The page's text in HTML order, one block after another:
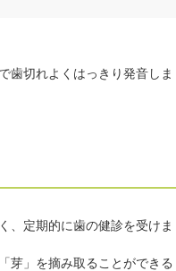
歯切れよくはっきり発音しま
、定期的に歯の健診を受けま
芽」を摘み取ることができる